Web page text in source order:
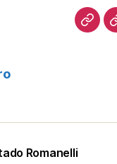
Romanelli